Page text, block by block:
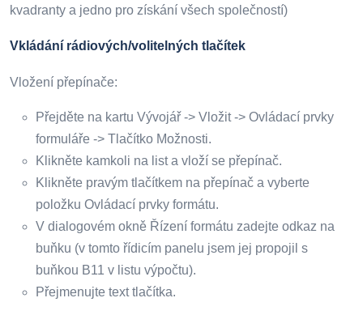
kvadranty a jedno pro získání všech společností)
Vkládání rádiových/volitelných tlačítek
Vložení přepínače:
Přejděte na kartu Vývojář -> Vložit -> Ovládací prvky
formuláře -> Tlačítko Možnosti.
Klikněte kamkoli na list a vloží se přepínač.
Klikněte pravým tlačítkem na přepínač a vyberte
položku Ovládací prvky formátu.
V dialogovém okně Řízení formátu zadejte odkaz na
buňku (v tomto řídicím panelu jsem jej propojil s
buňkou B11 v listu výpočtu).
Přejmenujte text tlačítka.